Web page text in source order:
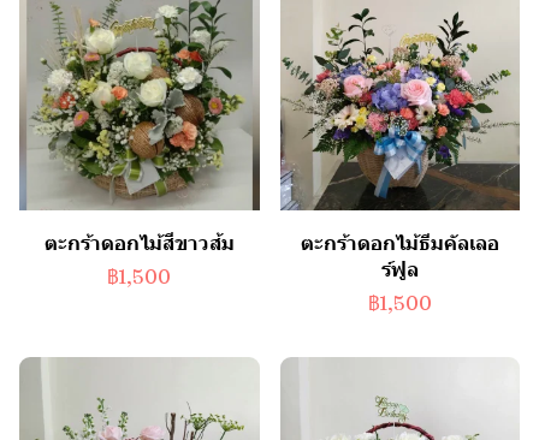
ตะกร้าดอกไม้สีขาวส้ม
฿1,500
ตะกร้าดอกไม้ธีมคัลเลอ
ร์ฟูล
฿1,500